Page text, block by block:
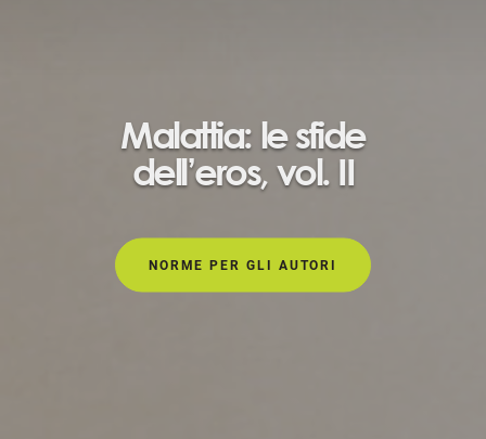
Malattia: le sfide
dell’eros, vol. II
NORME PER GLI AUTORI